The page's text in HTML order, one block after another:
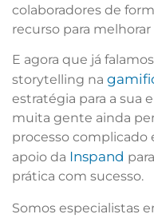
colaboradores de
recurso para
E agora que já
storytelling na
estratégia para a sua
muita gente ainda
processo complicado
apoio da Inspand
prática com sucesso.
Somos especialistas